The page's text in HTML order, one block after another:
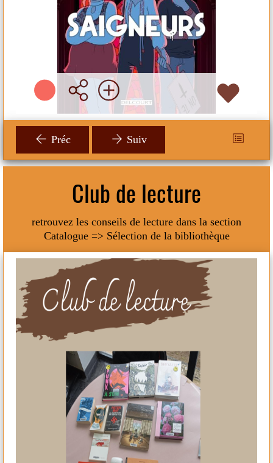
Plus d'infos
Préc Suiv
Club de lecture
retrouvez les conseils de lecture dans la section
Catalogue => Sélection de la bibliothèque